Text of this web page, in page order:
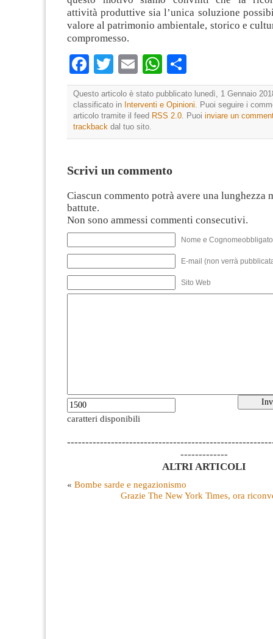
attività produttive sia l’unica soluzione
valore al patrimonio ambientale, storico e
compromesso.
Facebook
TwitterEmailWhatsApp
Questo articolo è stato pubblicato lunedì, 1 Gennaio
classificato in Interventi e Opinioni. Puoi seguire i
articolo tramite il feed RSS 2.0. Puoi inviare un
trackback dal tuo sito.
Scrivi un commento
Ciascun commento potrà avere una lunghezza
battute.
Non sono ammessi commenti consecutivi.
Nome e
E-mail (non verrà
Sito Web
caratteri disponibili
-------------
ALTRI ARTICOLI
« Bombe sarde e negazionismo
Grazie The New York Times, ora